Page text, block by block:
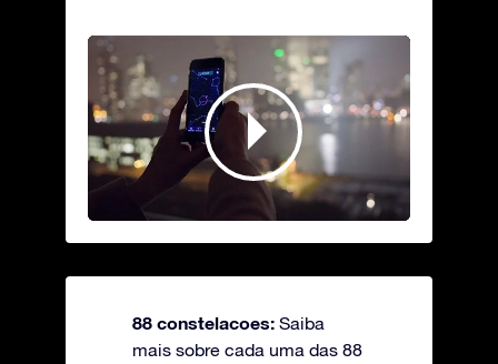
88 constelacoes: Saiba
mais sobre cada uma das 88